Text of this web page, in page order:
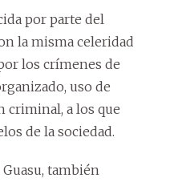
por parte del
la misma celeridad
los crímenes de
uso de
criminal, a los que
de la sociedad.
también